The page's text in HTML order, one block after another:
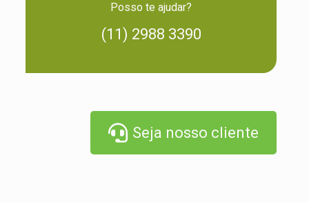
Posso te ajudar?
(11) 2988 3390
Seja nosso cliente